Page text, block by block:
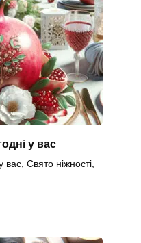
у вас
вас, Свято ніжності,